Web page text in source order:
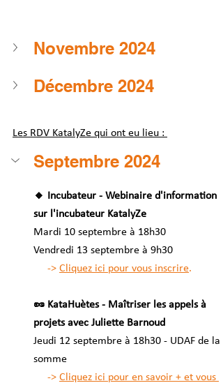
Novembre 2024
Décembre 2024
Les RDV KatalyZe qui ont eu lieu :
Septembre 2024
🔸 Incubateur - Webinaire d'information
sur l'incubateur KatalyZe
Mardi 10 septembre à 18h30
Vendredi 13 septembre à 9h30
     ->
Cliquez ici pour vous inscrire.
🥜 KataHuètes - Maîtriser les appels à
projets avec Juliette Barnoud
Jeudi 12 septembre à 18h30 - UDAF de la
somme
-> Cliquez ici pour en savoir + et vous